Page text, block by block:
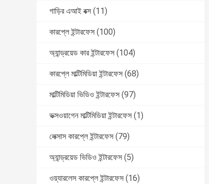
গাড়ির এআই বক্স (11)
কারপ্লে ইন্টারফেস (100)
অ্যান্ড্রয়েড কার ইন্টারফেস (104)
কারপ্লে মাল্টিমিডিয়া ইন্টারফেস (68)
মাল্টিমিডিয়া ভিডিও ইন্টারফেস (97)
ভক্সওয়াগেন মাল্টিমিডিয়া ইন্টারফেস (1)
লেক্সাস কারপ্লে ইন্টারফেস (79)
অ্যান্ড্রয়েড ভিডিও ইন্টারফেস (5)
ওয়্যারলেস কারপ্লে ইন্টারফেস (16)